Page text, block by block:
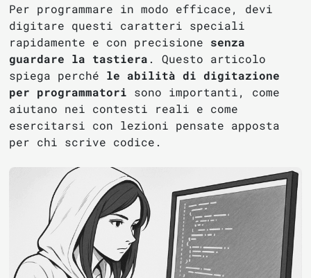
Per programmare in modo efficace, devi
digitare questi caratteri speciali
rapidamente e con precisione senza
guardare la tastiera . Questo articolo
spiega perché le abilità di digitazione
per programmatori sono importanti, come
aiutano nei contesti reali e come
esercitarsi con lezioni pensate apposta
per chi scrive codice.